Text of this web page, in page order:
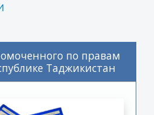
по правам
Таджикистан